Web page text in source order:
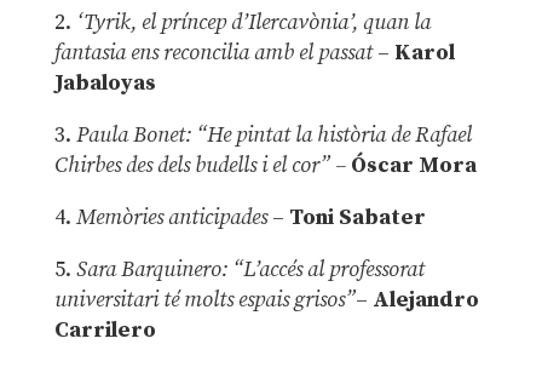
2. ‘Tyrik, el príncep d’Ilercavònia’, quan la
fantasia ens reconcilia amb el passat– Karol
Jabaloyas
3. Paula Bonet: “He pintat la història de Rafael
Chirbes des dels budells i el cor” –Óscar Mora
4. Memòries anticipades– Toni Sabater
5. Sara Barquinero: “L’accés al professorat
universitari té molts espais grisos”– Alejandro
Carrilero